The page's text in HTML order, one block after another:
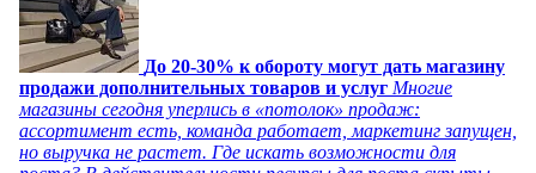
До 20-30% к обороту могут дать магазину
продажи дополнительных товаров и услуг Многие
магазины сегодня уперлись в «потолок» продаж:
ассортимент есть, команда работает, маркетинг запущен,
но выручка не растет. Где искать возможности для